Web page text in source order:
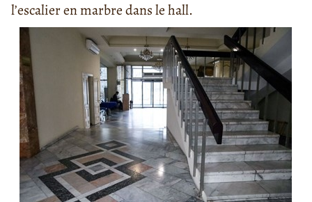
l’escalier en marbre dans le hall.